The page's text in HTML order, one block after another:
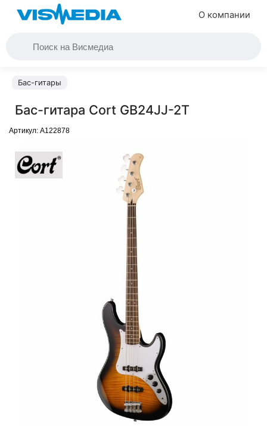
О компании
Бас-гитары
Бас-гитара Cort GB24JJ-2T
Артикул: A122878